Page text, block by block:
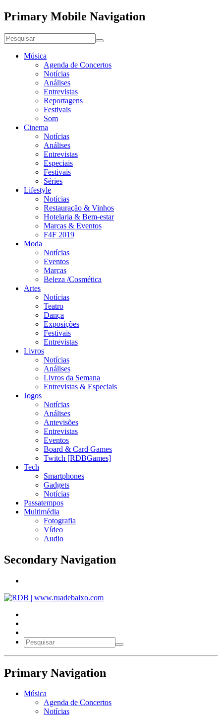
Primary Mobile Navigation
Música
Agenda de Concertos
Notícias
Análises
Entrevistas
Reportagens
Festivais
Som
Cinema
Notícias
Análises
Entrevistas
Especiais
Festivais
Séries
Lifestyle
Notícias
Restauração & Vinhos
Hotelaria & Bem-estar
Marcas & Eventos
F4F 2019
Moda
Notícias
Eventos
Marcas
Beleza /Cosmética
Artes
Notícias
Teatro
Dança
Exposições
Festivais
Entrevistas
Livros
Notícias
Análises
Livros da Semana
Entrevistas & Especiais
Jogos
Notícias
Análises
Antevisões
Entrevistas
Eventos
Board & Card Games
Twitch [RDBGames]
Tech
Smartphones
Gadgets
Notícias
Passatempos
Multimédia
Fotografia
Vídeo
Audio
Secondary Navigation
Primary Navigation
Música
Agenda de Concertos
Notícias